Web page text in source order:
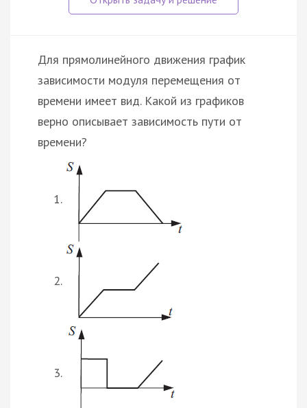
Для прямолинейного движения график
зависимости модуля перемещения от
времени имеет вид. Какой из графиков
верно описывает зависимость пути от
времени?